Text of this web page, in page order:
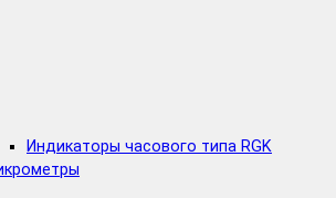
Индикаторы часового типа RGK